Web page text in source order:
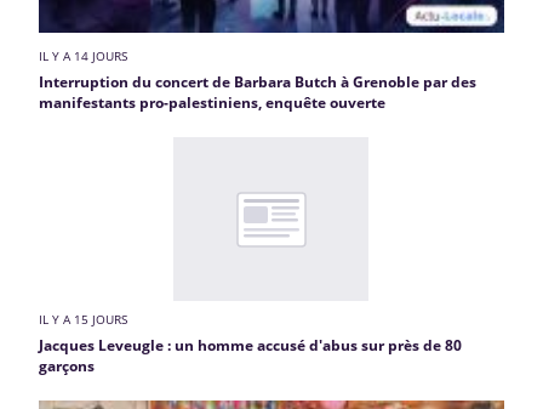
IL Y A 14 JOURS
Interruption du concert de Barbara Butch à Grenoble par des
manifestants pro-palestiniens, enquête ouverte
IL Y A 15 JOURS
Jacques Leveugle : un homme accusé d'abus sur près de 80
garçons